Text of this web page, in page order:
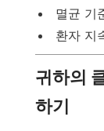
멸균 기
환자 지
귀하의
하기